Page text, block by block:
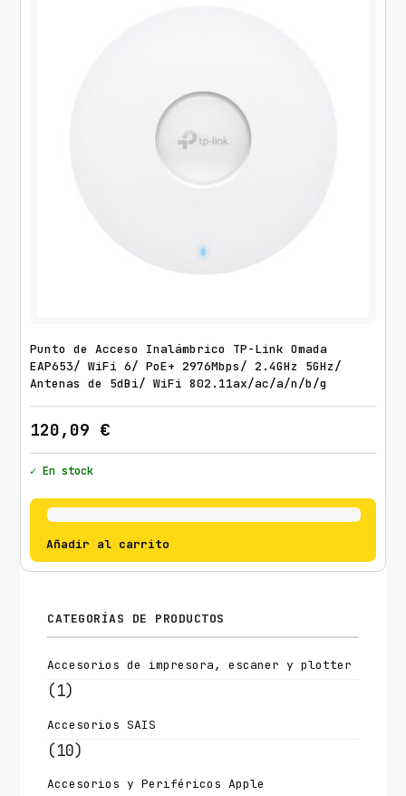
Punto de Acceso Inalámbrico TP-Link Omada
EAP653/ WiFi 6/ PoE+ 2976Mbps/ 2.4GHz 5GHz/
Antenas de 5dBi/ WiFi 802.11ax/ac/a/n/b/g
120,09 €
✓ En stock
Añadir al carrito
CATEGORÍAS DE PRODUCTOS
Accesorios de impresora, escaner y plotter
(1)
Accesorios SAIS
(10)
Accesorios y Periféricos Apple